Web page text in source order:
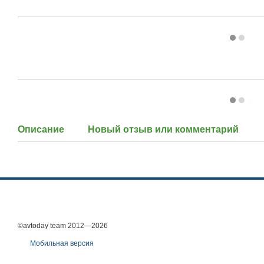
Описание Новый отзыв или комментарий
©avtoday team 2012—2026
Мобильная версия